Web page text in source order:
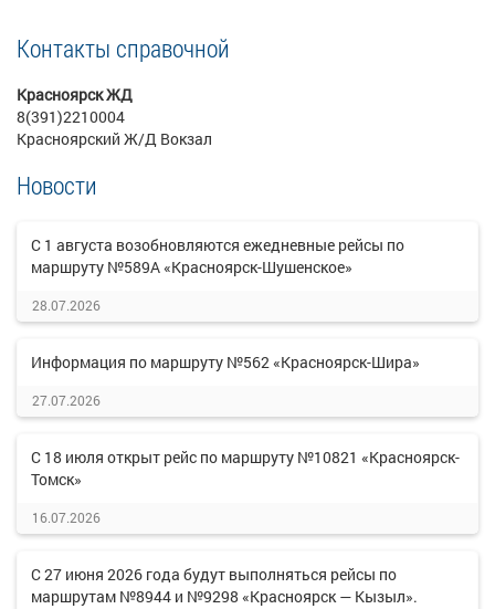
Контакты справочной
Красноярск ЖД
8(391)2210004
Красноярский Ж/Д Вокзал
Новости
С 1 августа возобновляются ежедневные рейсы по
маршруту №589А «Красноярск-Шушенское»
28.07.2026
Информация по маршруту №562 «Красноярск-Шира»
27.07.2026
С 18 июля открыт рейс по маршруту №10821 «Красноярск-
Томск»
16.07.2026
С 27 июня 2026 года будут выполняться рейсы по
маршрутам №8944 и №9298 «Красноярск — Кызыл».